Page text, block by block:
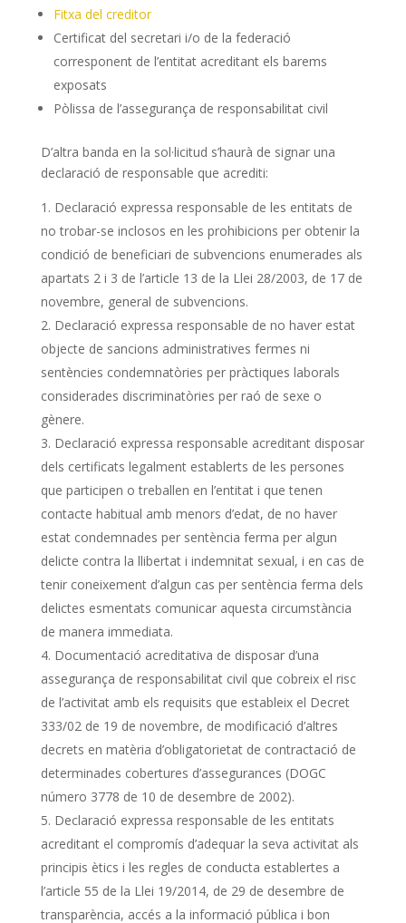
Fitxa del creditor
Certificat del secretari i/o de la federació
corresponent de l’entitat acreditant els barems
exposats
Pòlissa de l’assegurança de responsabilitat civil
D’altra banda en la sol·licitud s’haurà de signar una
declaració de responsable que acrediti:
Declaració expressa responsable de les entitats de
no trobar-se inclosos en les prohibicions per obtenir la
condició de beneficiari de subvencions enumerades als
apartats 2 i 3 de l’article 13 de la Llei 28/2003, de 17 de
novembre, general de subvencions.
Declaració expressa responsable de no haver estat
objecte de sancions administratives fermes ni
sentències condemnatòries per pràctiques laborals
considerades discriminatòries per raó de sexe o
gènere.
Declaració expressa responsable acreditant disposar
dels certificats legalment establerts de les persones
que participen o treballen en l’entitat i que tenen
contacte habitual amb menors d’edat, de no haver
estat condemnades per sentència ferma per algun
delicte contra la llibertat i indemnitat sexual, i en cas de
tenir coneixement d’algun cas per sentència ferma dels
delictes esmentats comunicar aquesta circumstància
de manera immediata.
Documentació acreditativa de disposar d’una
assegurança de responsabilitat civil que cobreix el risc
de l’activitat amb els requisits que estableix el Decret
333/02 de 19 de novembre, de modificació d’altres
decrets en matèria d’obligatorietat de contractació de
determinades cobertures d’assegurances (DOGC
número 3778 de 10 de desembre de 2002).
Declaració expressa responsable de les entitats
acreditant el compromís d’adequar la seva activitat als
principis ètics i les regles de conducta establertes a
l’article 55 de la Llei 19/2014, de 29 de desembre de
transparència, accés a la informació pública i bon